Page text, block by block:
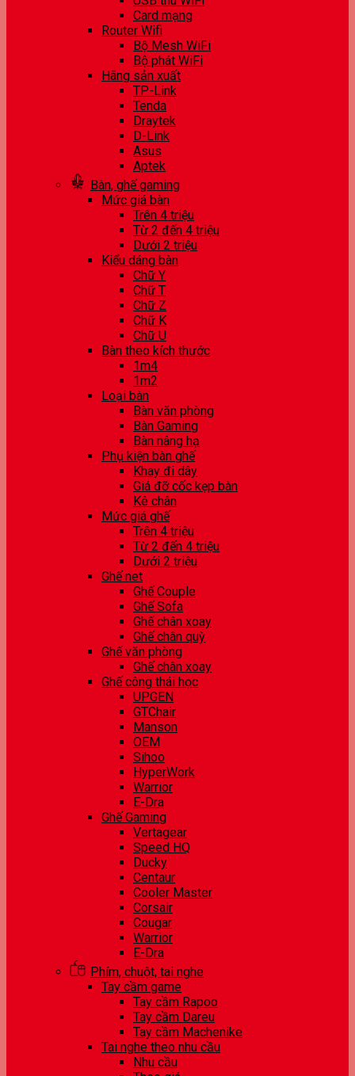
Card mạng
Router Wifi
Bộ Mesh WiFi
Bộ phát WiFi
Hãng sản xuất
TP-Link
Tenda
Draytek
D-Link
Asus
Aptek
Bàn, ghế gaming
Mức giá bàn
Trên 4 triệu
Từ 2 đến 4 triệu
Dưới 2 triệu
Kiểu dáng bàn
Chữ Y
Chữ T
Chữ Z
Chữ K
Chữ U
Bàn theo kích thước
1m4
1m2
Loại bàn
Bàn văn phòng
Bàn Gaming
Bàn nâng hạ
Phụ kiện bàn ghế
Khay đi dây
Giá đỡ cốc kẹp bàn
Kê chân
Mức giá ghế
Trên 4 triệu
Từ 2 đến 4 triệu
Dưới 2 triệu
Ghế net
Ghế Couple
Ghế Sofa
Ghế chân xoay
Ghế chân quỳ
Ghế văn phòng
Ghế chân xoay
Ghế công thái học
UPGEN
GTChair
Manson
OEM
Sihoo
HyperWork
Warrior
E-Dra
Ghế Gaming
Vertagear
Speed HQ
Ducky
Centaur
Cooler Master
Corsair
Cougar
Warrior
E-Dra
Phím, chuột, tai nghe
Tay cầm game
Tay cầm Rapoo
Tay cầm Dareu
Tay cầm Machenike
Tai nghe theo nhu cầu
Nhu cầu